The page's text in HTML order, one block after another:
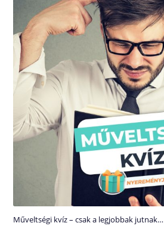
Műveltségi kvíz – csak a legjobbak jutnak…